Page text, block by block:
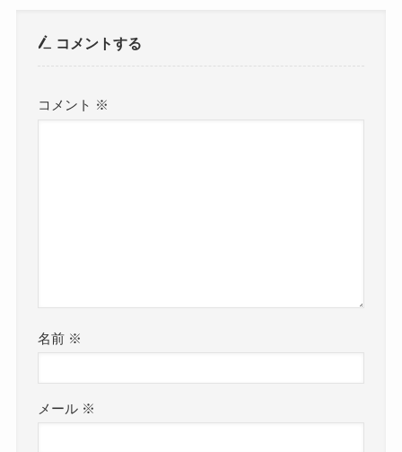
コメントする
コメント ※
名前 ※
メール ※